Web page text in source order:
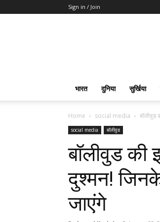
Sign in / Join
भारत दुनिया सुर्खिया
Home social media बॉलीवुड
social media बॉलीवुड
बॉलीवुड की
दुश्मन!
जाएंगे